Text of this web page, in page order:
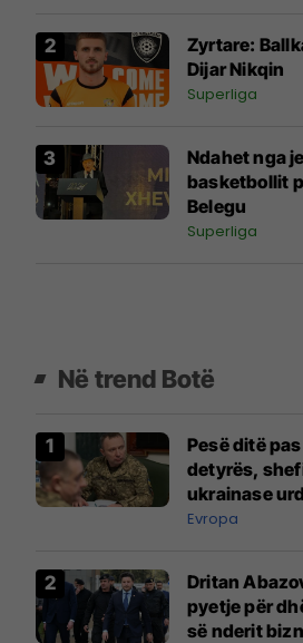
Zyrtare:
Dijar Nikqin
Superliga
Ndahet nga
basketbollit
Belegu
Superliga
Në trend Botë
Pesë ditë
detyrës,
ukrainase
madh
Evropa
Dritan
pyetje për
së nderit